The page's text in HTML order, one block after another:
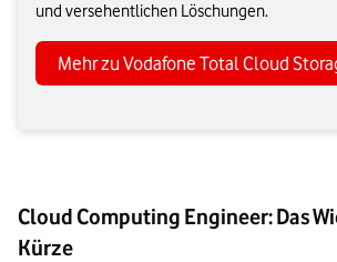
und versehentlichen Löschungen.
Mehr zu Vodafone Total Cloud
Cloud Computing Engineer: Das
Kürze